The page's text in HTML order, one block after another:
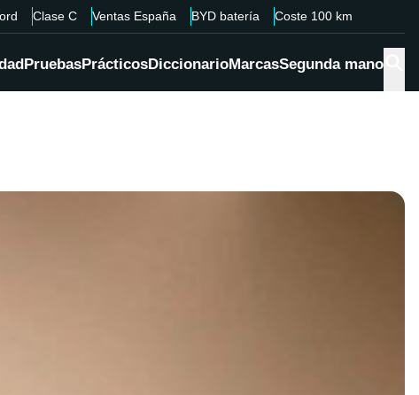
Clase C Ventas España BYD batería Coste 100 km
PruebasPrácticosDiccionarioMarcasSegunda mano